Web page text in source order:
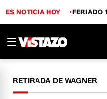
ES NOTICIA HOY FERIADO
RETIRADA DE WAGNER